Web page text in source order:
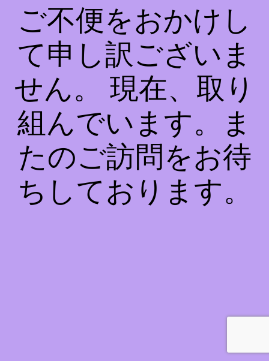
ご不便をおかけし
て申し訳ございま
せん。 現在、取り
組んでいます。ま
たのご訪問をお待
ちしております。